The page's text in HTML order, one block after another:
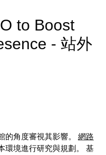
to Boost
- 站外
的角度審視其影響。 網路
環境進行研究與規劃。 基